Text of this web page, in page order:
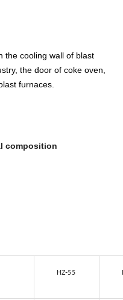
the cooling wall of blast
the door of coke oven,
furnaces.
composition
HZ-55